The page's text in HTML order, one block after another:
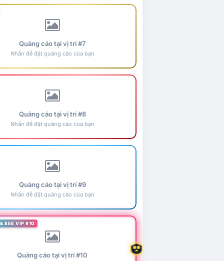
Quảng cáo tại vị trí #7
Nhấn để đặt quảng cáo của bạn
Quảng cáo tại vị trí #8
Nhấn để đặt quảng cáo của bạn
Quảng cáo tại vị trí #9
Nhấn để đặt quảng cáo của bạn
BEE VIP #10
Quảng cáo tại vị trí #10